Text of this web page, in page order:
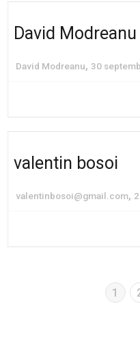
David Modreanu
David Modreanu, 30
valentin bosoi
valentinbosoi@gmail.com,
1